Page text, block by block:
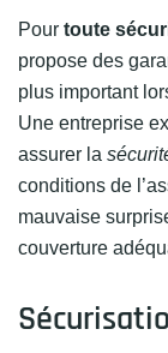
Pour toute
propose des
plus important
Une entreprise
assurer la
conditions de
mauvaise
couverture